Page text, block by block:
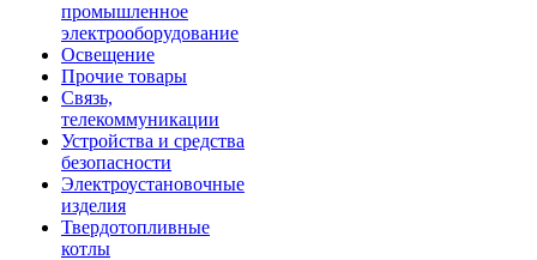
промышленное
электрооборудование
Освещение
Прочие товары
Связь,
телекоммуникации
Устройства и средства
безопасности
Электроустановочные
изделия
Твердотопливные
котлы